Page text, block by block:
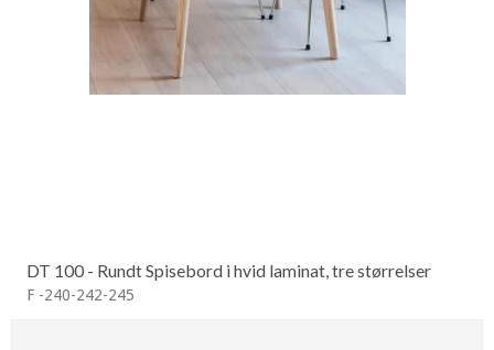
DT 100 - Rundt Spisebord i hvid laminat, tre størrelser
F -240-242-245